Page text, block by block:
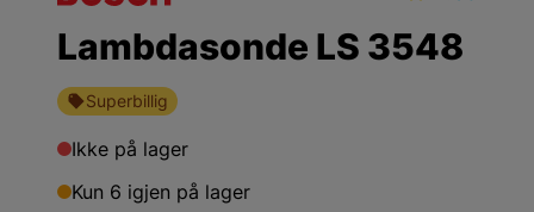
Lambdasonde LS 3548
Superbillig
Ikke på lager
Kun 6 igjen på lager